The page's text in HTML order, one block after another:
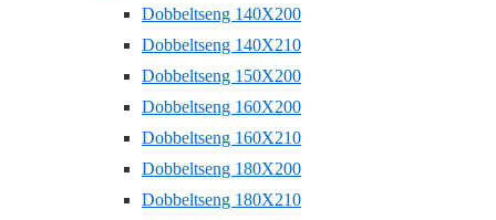
Dobbeltseng 140X200
Dobbeltseng 140X210
Dobbeltseng 150X200
Dobbeltseng 160X200
Dobbeltseng 160X210
Dobbeltseng 180X200
Dobbeltseng 180X210